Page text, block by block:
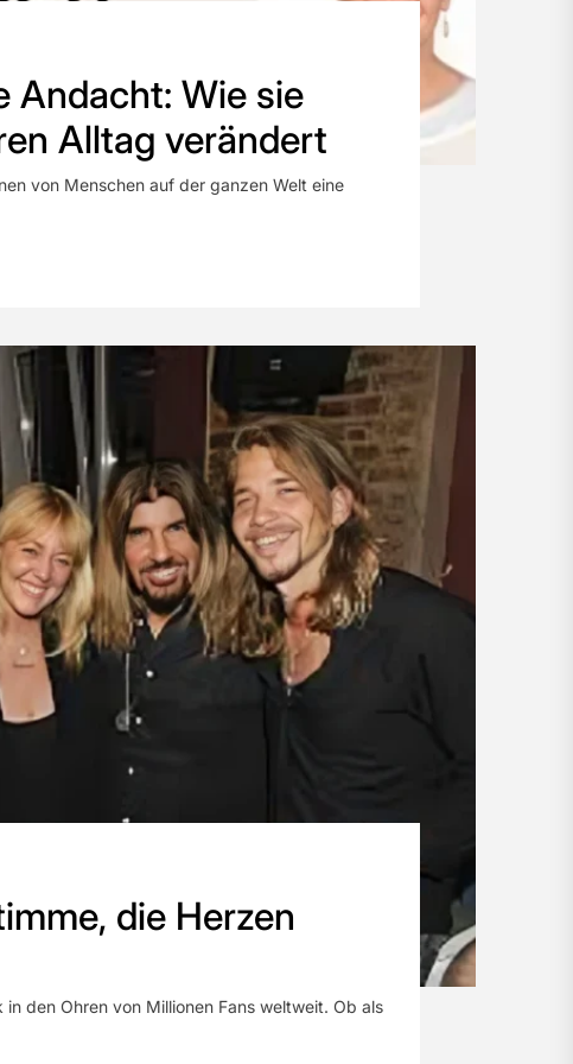
Andacht: Wie sie
Alltag verändert
von Menschen auf der ganzen Welt eine
die Herzen
den Ohren von Millionen Fans weltweit. Ob als